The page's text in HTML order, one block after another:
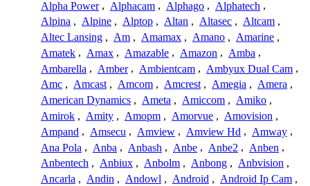
Alpha Power , Alphacam , Alphago , Alphatech ,
Alpina , Alpine , Alptop , Altan , Altasec , Altcam ,
Altec Lansing , Am , Amamax , Amano , Amarine ,
Amatek , Amax , Amazable , Amazon , Amba ,
Ambarella , Amber , Ambientcam , Ambyux Dual Cam ,
Amc , Amcast , Amcom , Amcrest , Amegia , Amera ,
American Dynamics , Ameta , Amiccom , Amiko ,
Amirok , Amity , Amopm , Amorvue , Amovision ,
Ampand , Amsecu , Amview , Amview Hd , Amway ,
Ana Pola , Anba , Anbash , Anbe , Anbe2 , Anben ,
Anbentech , Anbiux , Anbolm , Anbong , Anbvision ,
Ancarla , Andin , Andowl , Android , Android Ip Cam ,